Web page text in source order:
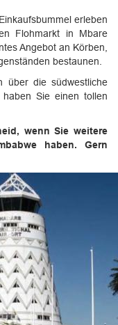
erleben
Flohmarkt in Mbare
Angebot an Körben,
bestaunen.
über die südwestliche
Sie einen tollen
wenn Sie weitere
haben. Gern